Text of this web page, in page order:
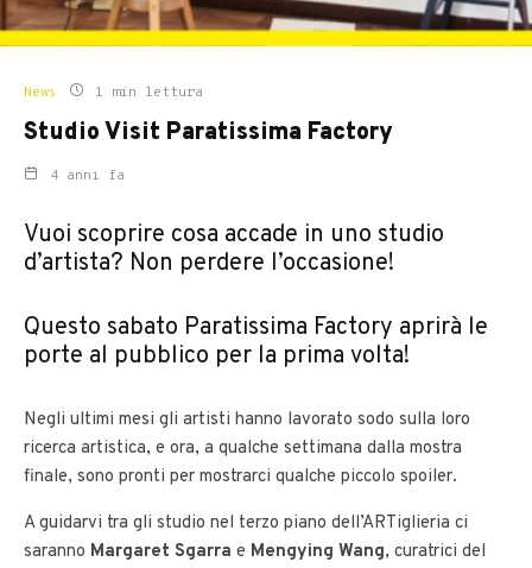
News 1 min lettura
Studio Visit Paratissima Factory
4 anni fa
Vuoi scoprire cosa accade in uno studio
d’artista? Non perdere l’occasione!
Questo sabato Paratissima Factory aprirà le
porte al pubblico per la prima volta!
Negli ultimi mesi gli artisti hanno lavorato sodo sulla loro
ricerca artistica, e ora, a qualche settimana dalla mostra
finale, sono pronti per mostrarci qualche piccolo spoiler.
A guidarvi tra gli studio nel terzo piano dell’ARTiglieria ci
saranno Margaret Sgarra e Mengying Wang, curatrici del